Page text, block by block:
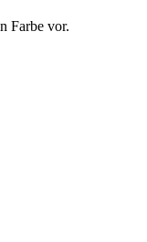
Farbe vor.